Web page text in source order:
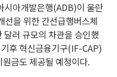
시아개발은행(ADB)이 울란
선을 위한 간선급행버스체
러 규모의 차관을 승인했
후 혁신금융기구(IF-CAP)
금도 제공될 예정이다.